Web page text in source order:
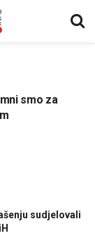
smo za
sudjelovali